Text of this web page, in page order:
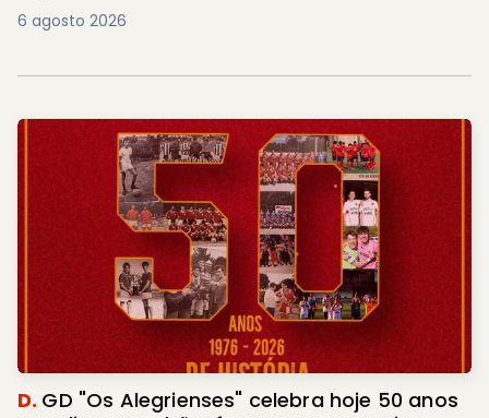
6 agosto 2026
D. GD "Os Alegrienses" celebra hoje 50 anos